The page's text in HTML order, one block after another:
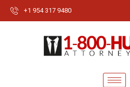
+1 954 317 9480